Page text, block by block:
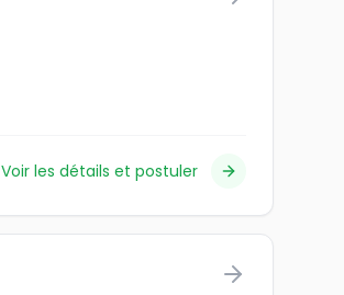
Voir les détails et postuler